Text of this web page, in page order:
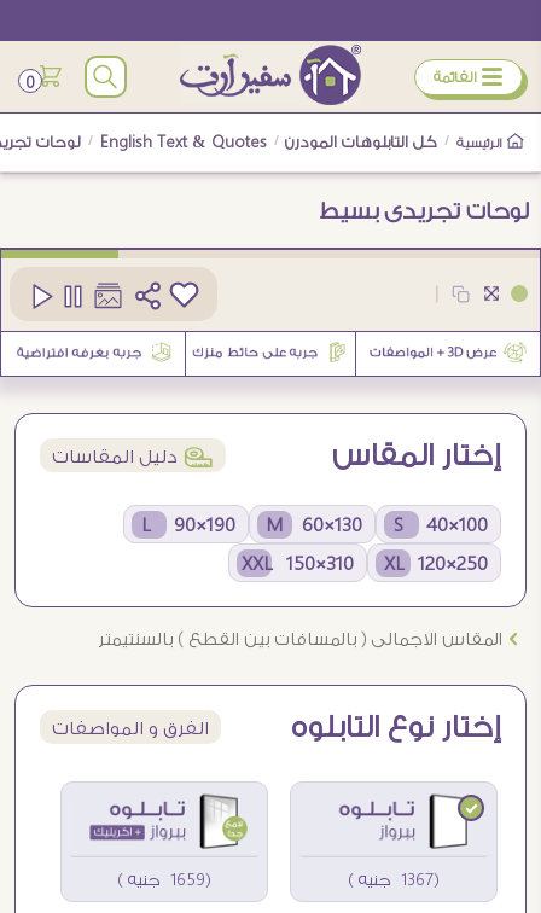
ÿ القائمة 0
الرئيسية / كل التابلوهات المودرن /
English Text & Quotes
/ لوحات
لوحات تجريدى بسيط
إختار المقاس í دليل المقاسات
100×40 S
130×60 M
190×90 L
250×120 XL
310×150 XXL
Ö المقاس الاجمالى ( بالمسافات بين القطع ) بالسنتيمتر
إختار نوع التابلوه الفرق و المواصفات
(1367 جنيه ) (1659 جنيه )